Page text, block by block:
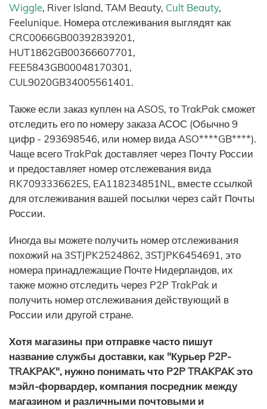
Wiggle, River Island, TAM Beauty, Cult Beauty,
Feelunique. Номера отслеживания выглядят как
CRC0066GB00392839201,
HUT1862GB00366607701,
FEE5843GB00048170301,
CUL9020GB34005561401.
Также если заказ куплен на ASOS, то TrakPak сможет
отследить его по номеру заказа АСОС (Обычно 9
цифр - 293698546, или номер вида ASO****GB****).
Чаще всего TrakPak доставляет через Почту России
и предоставляет номер отслежевания вида
RK709333662ES, EA118234851NL, вместе ссылкой
для отслеживания вашей посылки через сайт Почты
России.
Иногда вы можете получить номер отслеживания
похожий на 3STJPK2524862, 3STJPK6454691, это
номера принадлежащие Почте Нидерландов, их
также можно отследить через P2P TrakPak и
получить номер отслеживания действующий в
России или другой стране.
Хотя магазины при отправке часто пишут
название службы доставки, как "Курьер P2P-
TRAKPAK", нужно понимать что P2P TRAKPAK это
мэйл-форвардер, компания посредник между
магазином и различными почтовыми и